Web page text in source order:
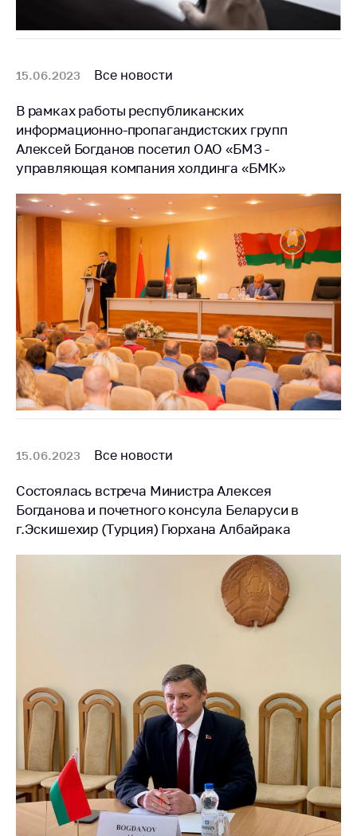
Общественное
товаров
Упрощение условий
ведения бизнеса
предотвращению
распространения
COVID-19 для
субъектов торговли,
общественного
питания, бытового
обслуживания
Обучение по
вопросам
антимонопольного
регулирования и
конкурентной
политики
15.06.2023 Все новости
В рамках работы республиканских
информационно-пропагандистских групп
Алексей Богданов посетил ОАО «БМЗ -
управляющая компания холдинга «БМК»
15.06.2023 Все новости
Состоялась встреча Министра Алексея
Богданова и почетного консула Беларуси в
г.Эскишехир (Турция) Гюрхана Албайрака